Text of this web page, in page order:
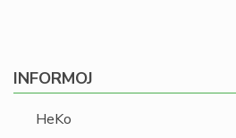
INFORMOJ
HeKo